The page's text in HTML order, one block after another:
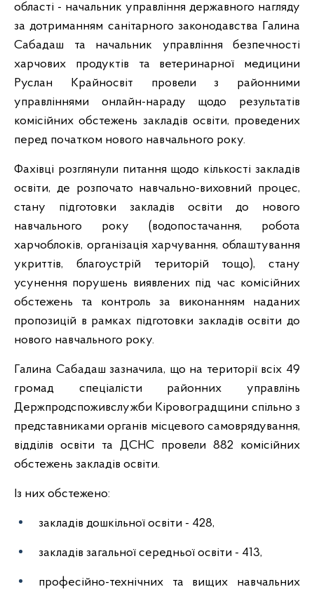
області - начальник управління державного нагляду
за дотриманням санітарного законодавства Галина
Сабадаш та начальник управління безпечності
харчових продуктів та ветеринарної медицини
Руслан Крайносвіт провели з районними
управліннями онлайн-нараду щодо результатів
комісійних обстежень закладів освіти, проведених
перед початком нового навчального року.
Фахівці розглянули питання щодо кількості закладів
освіти, де розпочато навчально-виховний процес,
стану підготовки закладів освіти до нового
навчального року (водопостачання, робота
харчоблоків, організація харчування, облаштування
укриттів, благоустрій територій тощо), стану
усунення порушень виявлених під час комісійних
обстежень та контроль за виконанням наданих
пропозицій в рамках підготовки закладів освіти до
нового навчального року.
Галина Сабадаш зазначила, що на території всіх 49
громад спеціалісти районних управлінь
Держпродспоживслужби Кіровоградщини спільно з
представниками органів місцевого самоврядування,
відділів освіти та ДСНС провели 882 комісійних
обстежень закладів освіти.
Із них обстежено:
закладів дошкільної освіти - 428,
закладів загальної середньої освіти - 413,
професійно-технічних та вищих навчальних